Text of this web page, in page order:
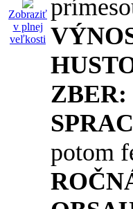
Zobraziť
v plnej
veľkosti
ZBER:
potom